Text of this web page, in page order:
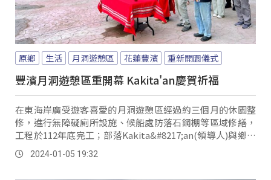
原鄉 生活 月洞遊憩區 花蓮豐濱 重新開園儀式
豐濱月洞遊憩區重開幕 Kakita'an慶賀祈福
在東海岸廣受遊客喜愛的月洞遊憩區經過約三個月的休園整
修，進行無障礙廁所設施、候船處防落石鋼棚等區域修繕，
工程於112年底完工；部落Kakita&#8217;an(領導人)與鄉長
等特別舉行重新開園儀式，希望經營平安，感恩祖靈保佑。
2024-01-05 19:32